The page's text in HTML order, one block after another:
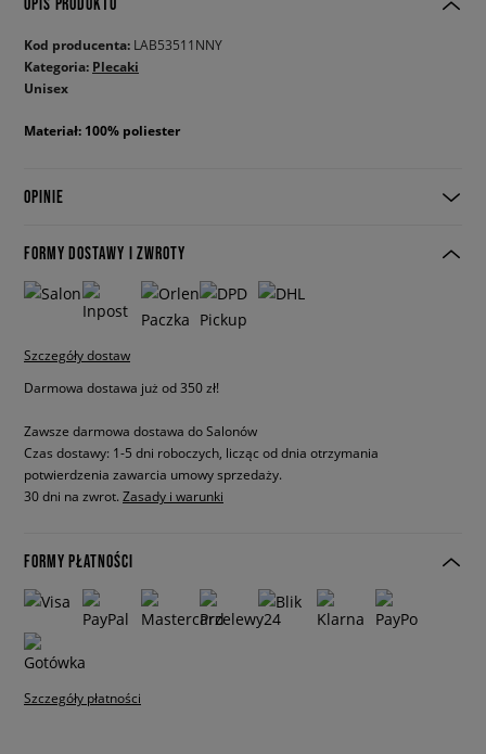
Kod producenta: LAB53511NNY
Kategoria: Plecaki
Unisex
Materiał: 100% poliester
OPINIE
FORMY DOSTAWY I ZWROTY
Szczegóły dostaw
Darmowa dostawa już od 350 zł!
Zawsze darmowa dostawa do Salonów
Czas dostawy: 1-5 dni roboczych, licząc od dnia otrzymania
potwierdzenia zawarcia umowy sprzedaży.
30 dni na zwrot. Zasady i warunki
FORMY PŁATNOŚCI
Szczegóły płatności